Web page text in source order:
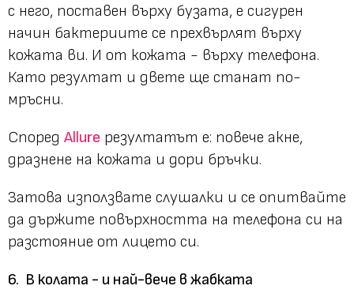
с него, поставен върху бузата, е сигурен
начин бактериите се прехвърлят върху
кожата ви. И от кожата - върху телефона.
Като резултат и двете ще станат по-
мръсни.
Според Allure резултатът е: повече акне,
дразнене на кожата и дори бръчки.
Затова използвате слушалки и се опитвайте
да държите повърхността на телефона си на
разстояние от лицето си.
6. В колата - и най-вече в жабката